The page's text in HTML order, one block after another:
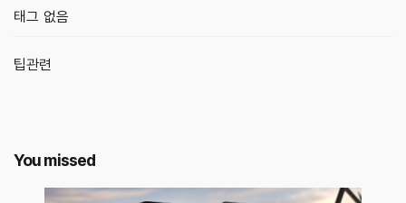
태그 없음
팁관련
You missed